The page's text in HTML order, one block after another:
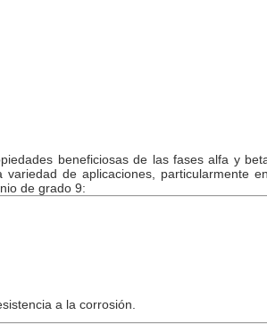
beneficiosas de las fases alfa y
de aplicaciones, particularmente
de grado 9:
a la corrosión.